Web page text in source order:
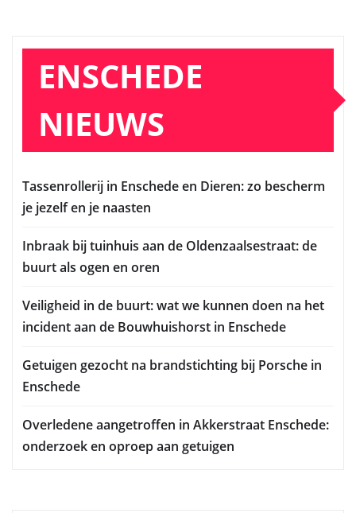
ENSCHEDE
NIEUWS
Tassenrollerij in Enschede en Dieren: zo bescherm
je jezelf en je naasten
Inbraak bij tuinhuis aan de Oldenzaalsestraat: de
buurt als ogen en oren
Veiligheid in de buurt: wat we kunnen doen na het
incident aan de Bouwhuishorst in Enschede
Getuigen gezocht na brandstichting bij Porsche in
Enschede
Overledene aangetroffen in Akkerstraat Enschede:
onderzoek en oproep aan getuigen